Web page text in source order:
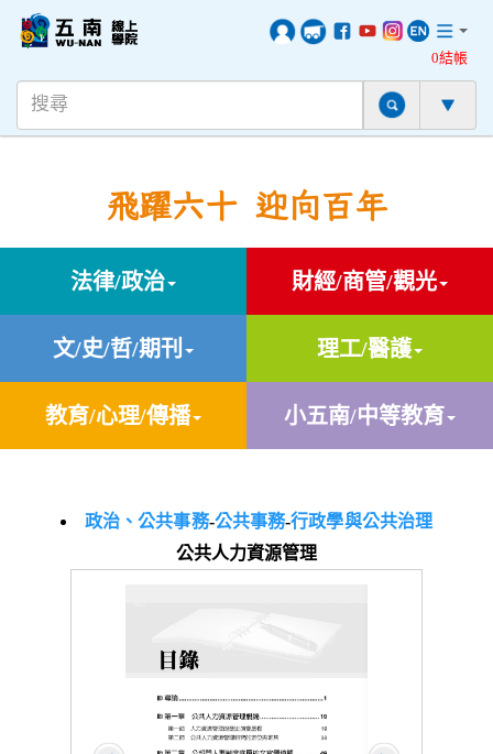
0結帳
飛躍六十 迎向百年
法律/政治 財經/商管/觀光
文/史/哲/期刊 理工/醫護
教育/心理/傳播 小五南/中等教育
政治、公共事務-公共事務-行政學與公共治理
公共人力資源管理